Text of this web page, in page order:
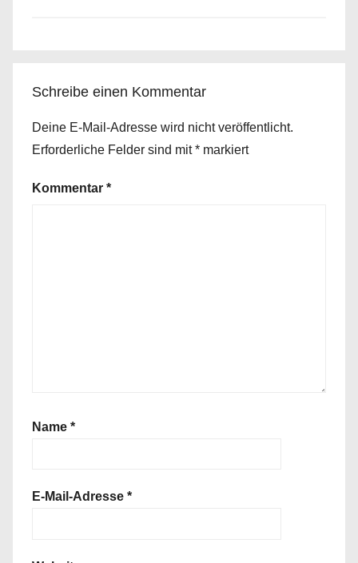
Schreibe einen Kommentar
Deine E-Mail-Adresse wird nicht veröffentlicht.
Erforderliche Felder sind mit* markiert
Kommentar *
Name *
E-Mail-Adresse *